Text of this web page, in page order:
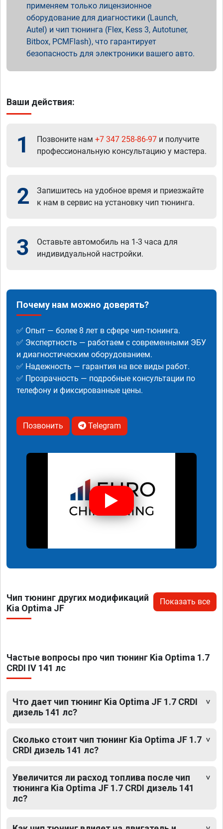
применяем только лицензионное
оборудование для диагностики (Launch,
Autel) и чип тюнинга (Flex, Kess 3, Autotuner,
Bitbox, PCMFlash), что гарантирует
безопасность для электроники вашего авто.
Ваши действия:
1 Позвоните нам +7 347 258-86-97 и получите
профессиональную консультацию у мастера.
2
Запишитесь на удобное время и приезжайте
к нам в сервис на установку чип тюнинга.
3
Оставьте автомобиль на 1-3 часа для
индивидуальной настройки.
Почему нам можно доверять?
✅ Опыт — более 8 лет в сфере чип-тюнинга.
✅ Экспертность — работаем с современными ЭБУ
и диагностическим оборудованием.
✅ Надежность — гарантия на все виды работ.
✅ Прозрачность — подробные консультации по
телефону и фиксированные цены.
Позвонить Telegram
Чип тюнинг других модификаций
Kia Optima JF
Показать все
Частые вопросы про чип тюнинг Kia Optima 1.7
CRDI IV 141 лс
Что дает чип тюнинг Kia Optima JF 1.7 CRDI
дизель 141 лс?
Сколько стоит чип тюнинг Kia Optima JF 1.7
CRDI дизель 141 лс?
Увеличится ли расход топлива после чип
тюнинга Kia Optima JF 1.7 CRDI дизель 141
лс?